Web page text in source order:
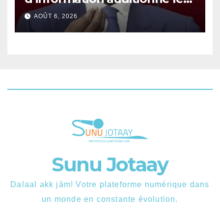
ministre Boubacar Camara.
AOÛT 6, 2026
Sunu Jotaay
Dalaal akk jàm! Votre plateforme numérique dans
un monde en constante évolution.